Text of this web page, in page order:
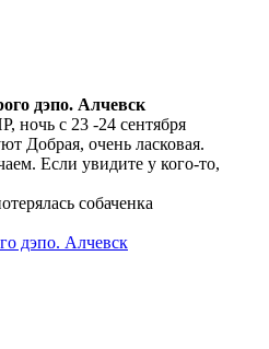
дэпо. Алчевск
ночь с 23 -24 сентября
Добрая, очень ласковая.
Если увидите у кого-то,
собаченка
дэпо. Алчевск